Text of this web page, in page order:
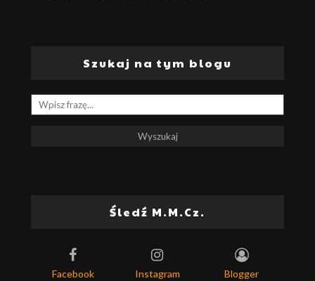
Szukaj na tym blogu
Śledź M.M.Cz.
Facebook Instagram Blogger